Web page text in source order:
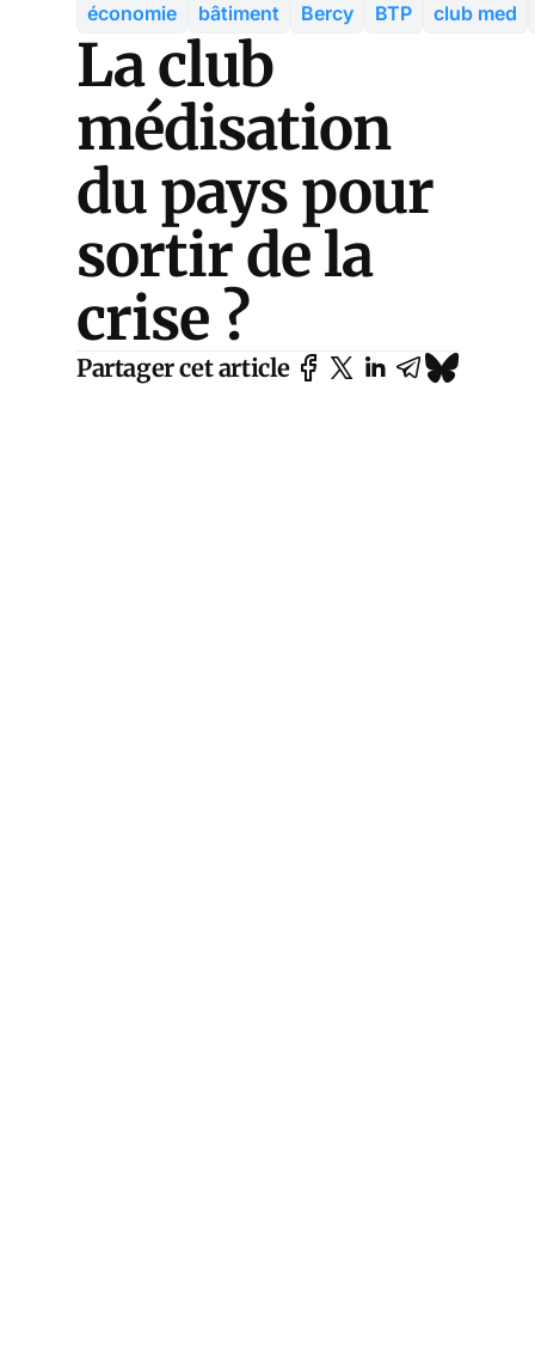
économie bâtiment Bercy BTP club med
La club
médisation
du pays pour
sortir de la
crise ?
Partager cet article